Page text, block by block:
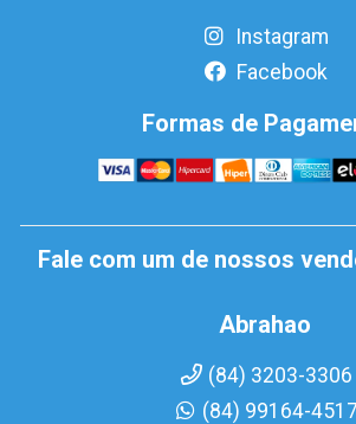
Instagram
Facebook
Formas de
Fale com um de nossos
Abrahao
(84) 3203-3306
(84) 99164-4517